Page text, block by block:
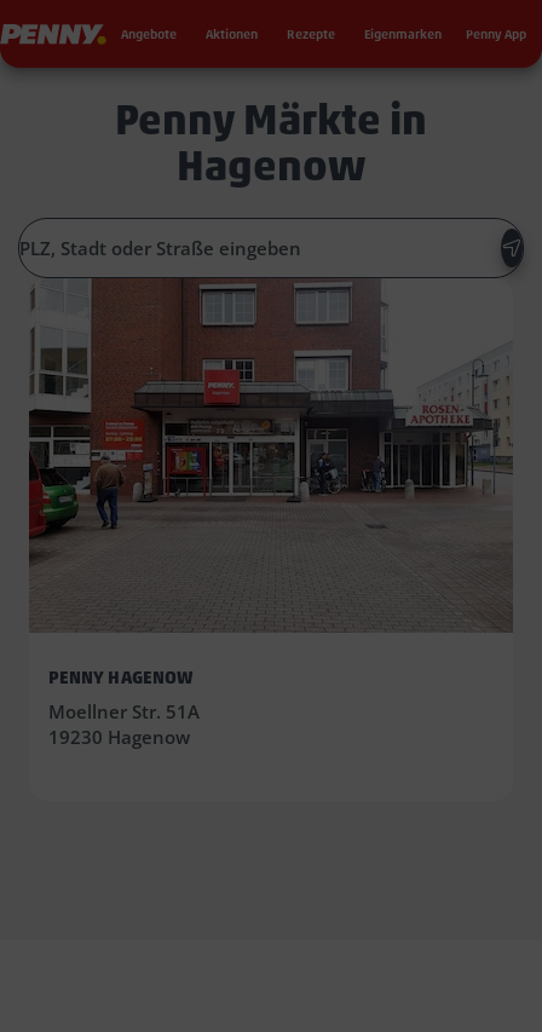
Penny Angebote Aktionen Rezepte Eigenmarken Penny App
Penny Märkte in
Hagenow
PENNY HAGENOW
Moellner Str. 51A
19230 Hagenow